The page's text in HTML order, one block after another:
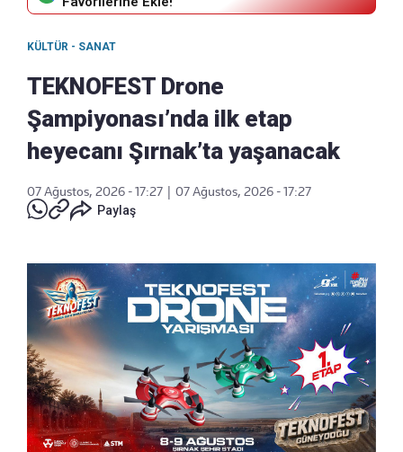
KÜLTÜR - SANAT
TEKNOFEST Drone
Şampiyonası’nda ilk etap
heyecanı Şırnak’ta yaşanacak
07 Ağustos, 2026 - 17:27
07 Ağustos, 2026 - 17:27
Paylaş